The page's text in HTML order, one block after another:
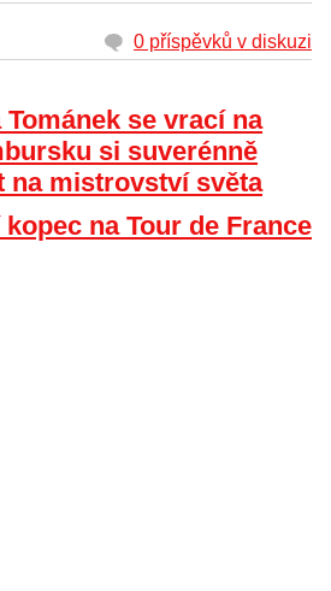
0 příspěvků v diskuzi
se vrací na
si suverénně
na mistrovství světa
na Tour de France